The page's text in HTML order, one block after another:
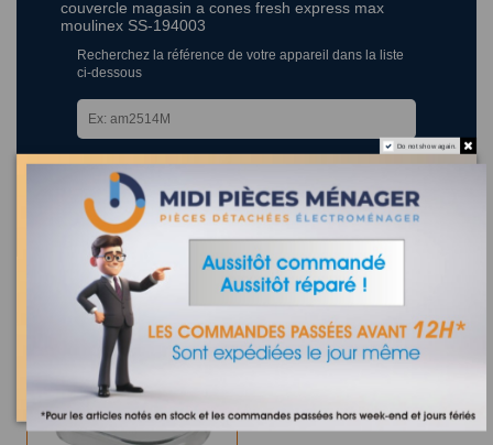
couvercle magasin a cones fresh express max
moulinex SS-194003
Recherchez la référence de votre appareil dans la liste
ci-dessous
Où trouver la référence de mon appareil ?
12 appareils compatibles.
Les clients qui ont acheté ce produit ont également acheté :
Do not show again.